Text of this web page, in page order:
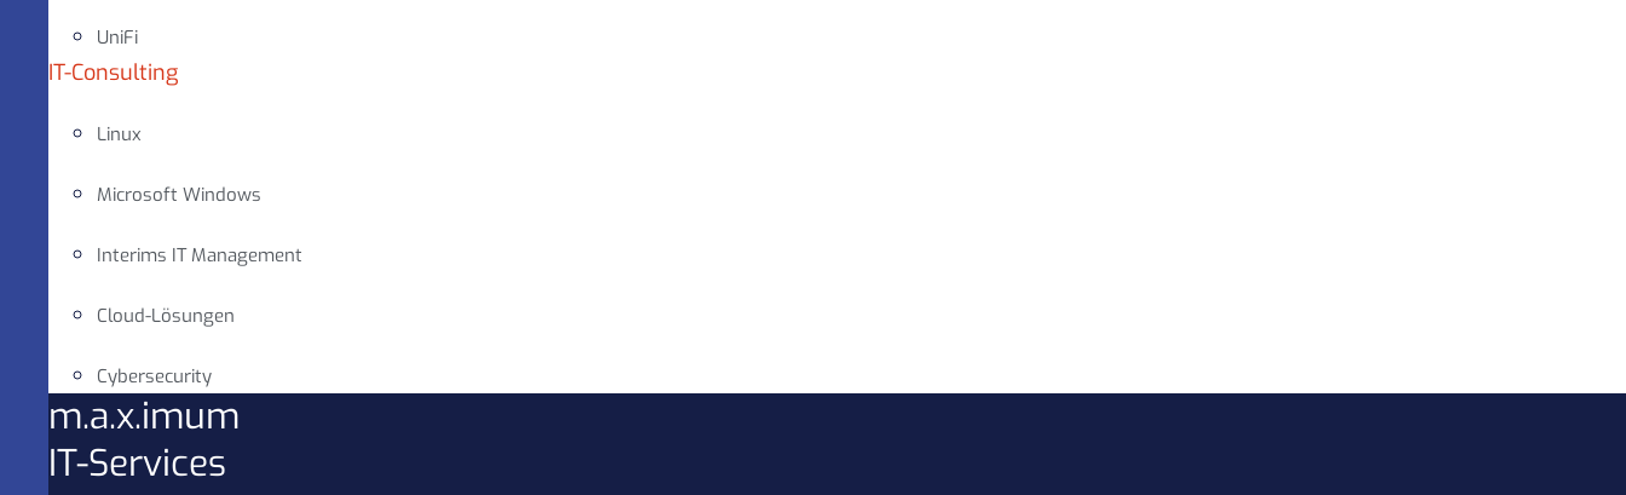
UniFi
IT-Consulting
Linux
Microsoft Windows
Interims IT Management
Cloud-Lösungen
Cybersecurity
m.a.x.imum
IT-Services